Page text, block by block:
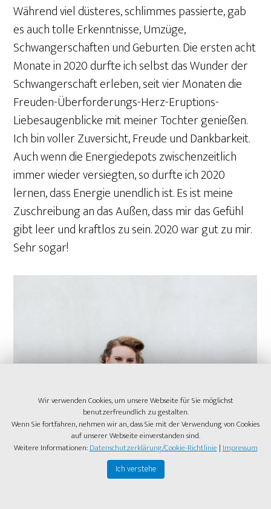
Während viel düsteres, schlimmes passierte, gab
es auch tolle Erkenntnisse, Umzüge,
Schwangerschaften und Geburten. Die ersten acht
Monate in 2020 durfte ich selbst das Wunder der
Schwangerschaft erleben, seit vier Monaten die
Freuden-Überforderungs-Herz-Eruptions-
Liebesaugenblicke mit meiner Tochter genießen.
Ich bin voller Zuversicht, Freude und Dankbarkeit.
Auch wenn die Energiedepots zwischenzeitlich
immer wieder versiegten, so durfte ich 2020
lernen, dass Energie unendlich ist. Es ist meine
Zuschreibung an das Außen, dass mir das Gefühl
gibt leer und kraftlos zu sein. 2020 war gut zu mir.
Sehr sogar!
Wir verwenden Cookies, um unsere Webseite für Sie möglichst
benutzerfreundlich zu gestalten.
Wenn Sie fortfahren, nehmen wir an, dass Sie mit der Verwendung von Cookies
auf unserer Webseite einverstanden sind.
Weitere Informationen:Datenschutzerklärung/Cookie-Richtlinie|Impressum
Ich verstehe